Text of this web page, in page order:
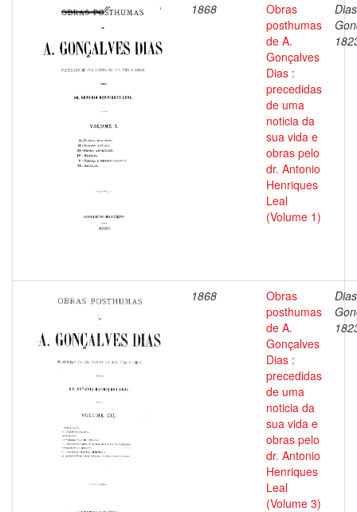
1868
Obras
posthumas
de A.
Gonçalves
Dias :
precedidas
de uma
noticia da
sua vida e
obras pelo
dr. Antonio
Henriques
Leal
(Volume 1)
1868
Obras
posthumas
de A.
Gonçalves
Dias :
precedidas
de uma
noticia da
sua vida e
obras pelo
dr. Antonio
Henriques
Leal
(Volume 3)